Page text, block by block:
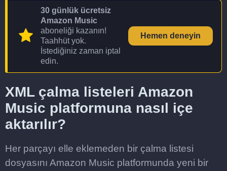
30 günlük ücretsiz
Amazon Music
aboneliği kazanın!
Taahhüt yok.
İstediğiniz zaman iptal
edin.
Hemen deneyin
XML çalma listeleri Amazon
Music platformuna nasıl içe
aktarılır?
Her parçayı elle eklemeden bir çalma listesi
dosyasını Amazon Music platformunda yeni bir